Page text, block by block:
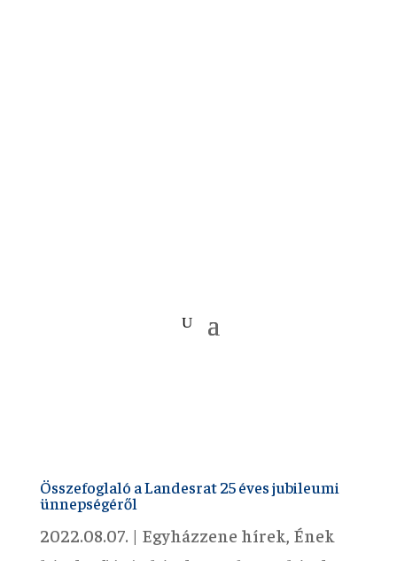
Összefoglaló a Landesrat 25 éves jubileumi
ünnepségéről
2022.08.07. | Egyházzene hírek, Ének